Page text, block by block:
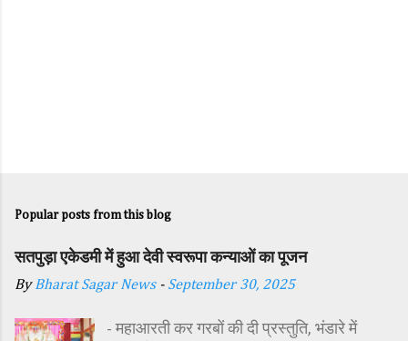
Popular posts from this blog
सतपुड़ा एकेडमी में हुआ देवी स्वरूपा कन्याओं का पूजन
ByBharat Sagar News - September 30, 2025
- महाआरती कर गरबों की दी प्रस्तुति, भंडारे में